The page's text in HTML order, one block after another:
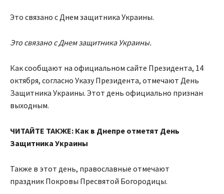
Это связано с Днем защитника Украины.
Это связано с Днем защитника Украины.
Как сообщают на официальном сайте Президента, 14
октября, согласно Указу Президента, отмечают День
Защитника Украины. Этот день официально признан
выходным.
ЧИТАЙТЕ ТАКЖЕ: Как в Днепре отметят День
Защитника Украины
Также в этот день, православные отмечают
праздник Покровы Пресвятой Богородицы.